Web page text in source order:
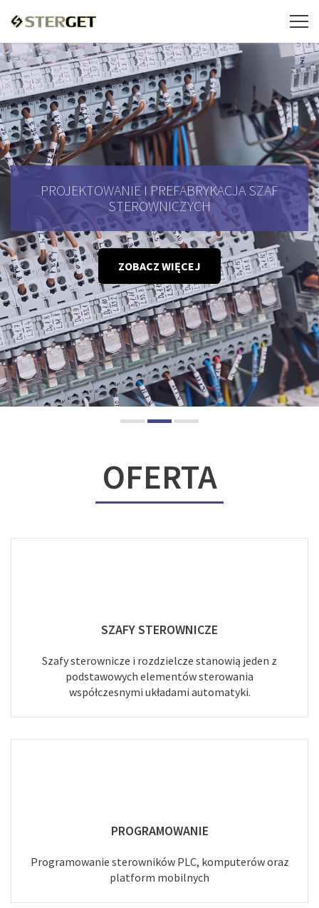
PROJEKTOWANIE I PREFABRYKACJA SZAF
STEROWNICZYCH
ZOBACZ WIĘCEJ
OFERTA
SZAFY STEROWNICZE
Szafy sterownicze i rozdzielcze stanowią jeden z
podstawowych elementów sterowania
współczesnymi układami automatyki.
PROGRAMOWANIE
Programowanie sterowników PLC, komputerów oraz
platform mobilnych